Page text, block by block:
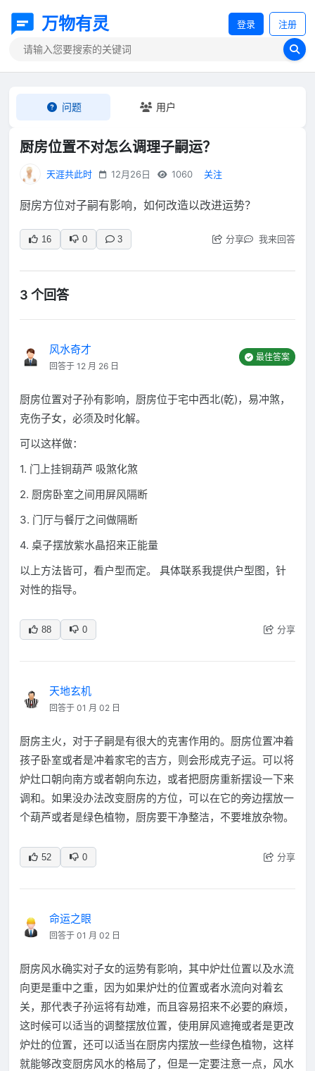
万物有灵 登录 注册
问题 用户
厨房位置不对怎么调理子嗣运？
天涯共此时 12月26日 1060 关注
厨房方位对子嗣有影响，如何改造以改进运势？
16 0 3 分享 我来回答
3 个回答
风水奇才
回答于 12 月 26 日
最佳答案
厨房位置对子孙有影响，厨房位于宅中西北(乾)，易冲煞，
克伤子女，必须及时化解。
可以这样做：
1. 门上挂铜葫芦 吸煞化煞
2. 厨房卧室之间用屏风隔断
3. 门厅与餐厅之间做隔断
4. 桌子摆放紫水晶招来正能量
以上方法皆可，看户型而定。 具体联系我提供户型图，针
对性的指导。
88 0 分享
天地玄机
回答于 01 月 02 日
厨房主火，对于子嗣是有很大的克害作用的。厨房位置冲着
孩子卧室或者是冲着家宅的吉方，则会形成克子运。可以将
炉灶口朝向南方或者朝向东边，或者把厨房重新摆设一下来
调和。如果没办法改变厨房的方位，可以在它的旁边摆放一
个葫芦或者是绿色植物，厨房要干净整洁，不要堆放杂物。
52 0 分享
命运之眼
回答于 01 月 02 日
厨房风水确实对子女的运势有影响，其中炉灶位置以及水流
向更是重中之重，因为如果炉灶的位置或者水流向对着玄
关，那代表子孙运将有劫难，而且容易招来不必要的麻烦，
这时候可以适当的调整摆放位置，使用屏风遮掩或者是更改
炉灶的位置，还可以适当在厨房内摆放一些绿色植物，这样
就能够改变厨房风水的格局了，但是一定要注意一点，风水